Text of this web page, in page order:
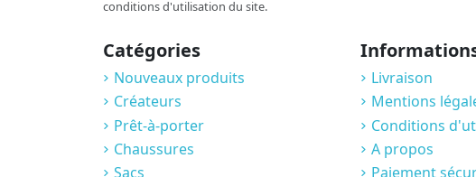
conditions d'utilisation du site.
Catégories
Nouveaux produits
Créateurs
Prêt-à-porter
Chaussures
Sacs
Livraison
Mentions
Conditions
A propos
Paiement